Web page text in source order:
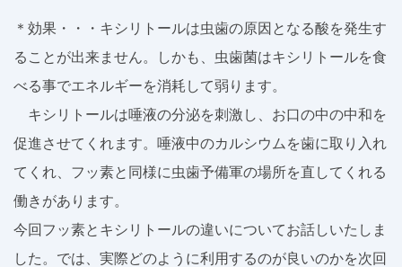
＊効果・・・キシリトールは虫歯の原因となる酸を発生す
ることが出来ません。しかも、虫歯菌はキシリトールを食
べる事でエネルギーを消耗して弱ります。
キシリトールは唾液の分泌を刺激し、お口の中の中和を
促進させてくれます。唾液中のカルシウムを歯に取り入れ
てくれ、フッ素と同様に虫歯予備軍の場所を直してくれる
働きがあります。
今回フッ素とキシリトールの違いについてお話しいたしま
した。では、実際どのように利用するのが良いのかを次回